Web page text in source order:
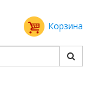
Корзина